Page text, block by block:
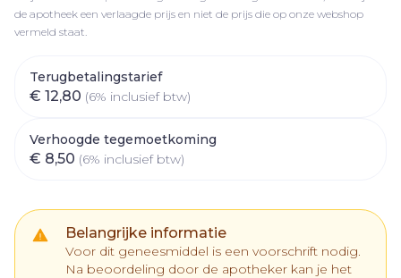
de apotheek een verlaagde prijs en niet de prijs die op onze webshop
vermeld staat.
Terugbetalingstarief
€ 12,80 (6% inclusief btw)
Verhoogde tegemoetkoming
€ 8,50 (6% inclusief btw)
Belangrijke informatie
Voor dit geneesmiddel is een voorschrift nodig.
Na beoordeling door de apotheker kan je het